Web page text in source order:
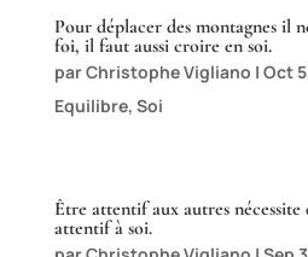
Pour déplacer des montagnes il
foi, il faut aussi croire en soi.
parChristophe Vigliano | Oct
Equilibre, Soi
Être attentif aux autres nécessite
attentif à soi.